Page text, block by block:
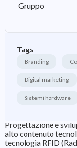
Gruppo
Tags
Branding
Digital marketing
Sistemi hardware
Progettazione e
alto contenuto
tecnologia RFID